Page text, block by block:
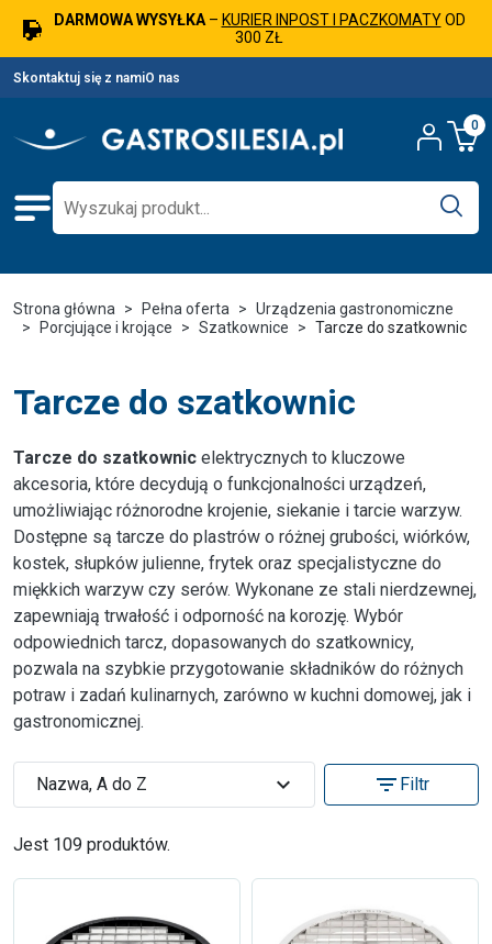
DARMOWA WYSYŁKA– KURIER INPOST I PACZKOMATYOD
300 ZŁ
Skontaktuj się z namiO nas
0
Strona główna Pełna oferta
Urządzenia gastronomiczne
Porcjujące i krojące
Szatkownice Tarcze do szatkownic
Tarcze do szatkownic
Tarcze do szatkownic elektrycznych to kluczowe
akcesoria, które decydują o funkcjonalności urządzeń,
umożliwiając różnorodne krojenie, siekanie i tarcie warzyw.
Dostępne są tarcze do plastrów o różnej grubości, wiórków,
kostek, słupków julienne, frytek oraz specjalistyczne do
miękkich warzyw czy serów. Wykonane ze stali nierdzewnej,
zapewniają trwałość i odporność na korozję. Wybór
odpowiednich tarcz, dopasowanych do szatkownicy,
pozwala na szybkie przygotowanie składników do różnych
potraw i zadań kulinarnych, zarówno w kuchni domowej, jak i
gastronomicznej.
Jest 109 produktów.
Nazwa, A do Z expand_more filter_list Filtr